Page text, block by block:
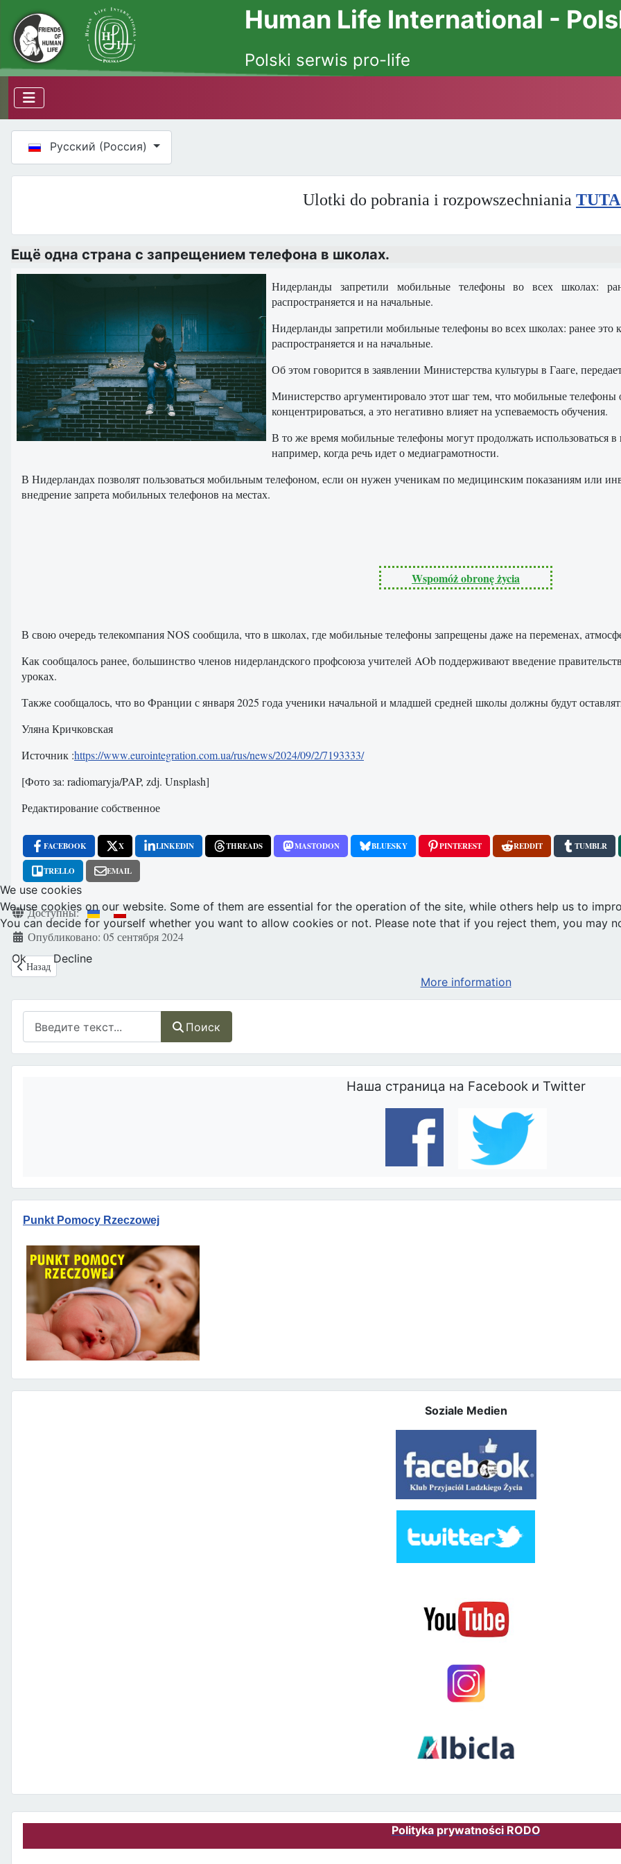
Human Life International -
Polski serwis pro-life
Поиск
Наша страница на Facebook и Twitter
Punkt Pomocy Rzeczowej
Soziale Medien
Русский (Россия)
Ulotki do pobrania i rozpowszechniania
Ещё одна страна с запрещением телефона в школах.
Нидерланды запретили мобильные телефоны во всех школах:
распространяется и на начальные.
Нидерланды запретили мобильные телефоны во всех школах: ранее это
распространяется и на начальные.
Об этом говорится в заявлении Министерства культуры в Гааге,
Министерство аргументировало этот шаг тем, что мобильные
концентрироваться, а это негативно влияет на успеваемость обучения.
В то же время мобильные телефоны могут продолжать использоваться
например, когда речь идет о медиаграмотности.
В Нидерландах позволят пользоваться мобильным телефоном, если он нужен ученикам по медицинским показаниям или
внедрение запрета мобильных телефонов на местах.
Wspomóż obronę życia
В свою очередь телекомпания NOS сообщила, что в школах, где мобильные телефоны запрещены даже на переменах,
Как сообщалось ранее, большинство членов нидерландского профсоюза учителей AOb поддерживают введение
уроках.
Также сообщалось, что во Франции с января 2025 года ученики начальной и младшей средней школы должны будут
Уляна Кричковская
Источник :https://www.eurointegration.com.ua/rus/news/2024/09/2/7193333/
[Фото зa: radiomaryja/PAP, zdj. Unsplash]
Редактирование собственное
FACEBOOK X LINKEDIN THREADS MASTODON BLUESKY PINTEREST REDDIT TUMBLR
TRELLO EMAIL
Информация о материале
Доступны:
Опубликовано: 05 сентября 2024
Предыдущий: Польша: В намерении постоянной вселенской молитвы во время каждой Службы Божьей в духе ответственности за жизнь
Назад
Polityka prywatności RODO
We use cookies
We use cookies on our website. Some of them are essential for the operation of the site, while others help us to
You can decide for yourself whether you want to allow cookies or not. Please note that if you reject them, you may
Ok
Decline
More information